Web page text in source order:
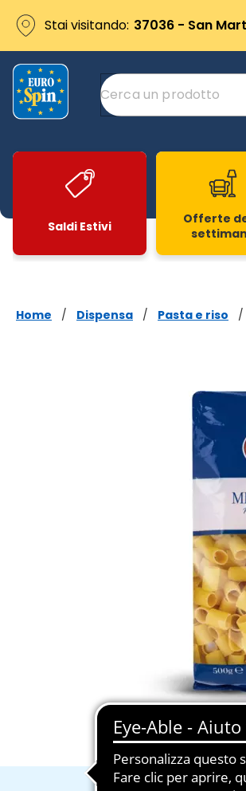
Stai visitando: 37036 - San
Saldi Estivi
Offerte
Home / Dispensa / Pasta e riso /